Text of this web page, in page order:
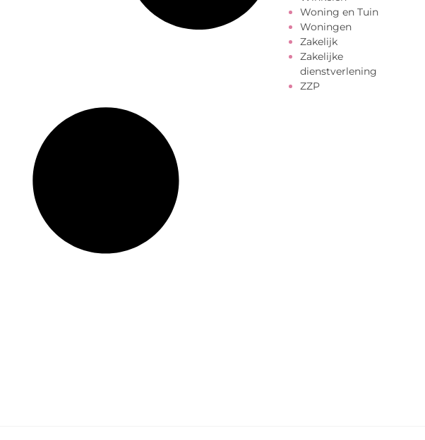
Woning en Tuin
Woningen
Zakelijk
Zakelijke
dienstverlening
ZZP